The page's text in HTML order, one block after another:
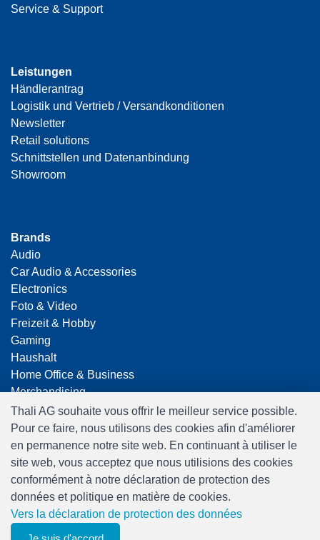
Service & Support
Leistungen
Händlerantrag
Logistik und Vertrieb / Versandkonditionen
Newsletter
Retail solutions
Schnittstellen und Datenanbindung
Showroom
Brands
Audio
Car Audio & Accessories
Electronics
Foto & Video
Freizeit & Hobby
Gaming
Haushalt
Home Office & Business
Merchandising
Smart Home
Spielwaren
Travel
Thali AG souhaite vous offrir le meilleur service possible.
Pour ce faire, nous utilisons des cookies afin d'améliorer
en permanence notre site web. En continuant à utiliser le
site web, vous acceptez que nous utilisions des cookies
conformément à notre déclaration de protection des
données et politique en matière de cookies.
Vers la déclaration de protection des données